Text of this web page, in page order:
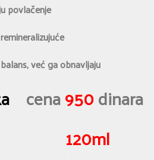
povlačenje
već ga obnavljaju
cena950dinara
120ml